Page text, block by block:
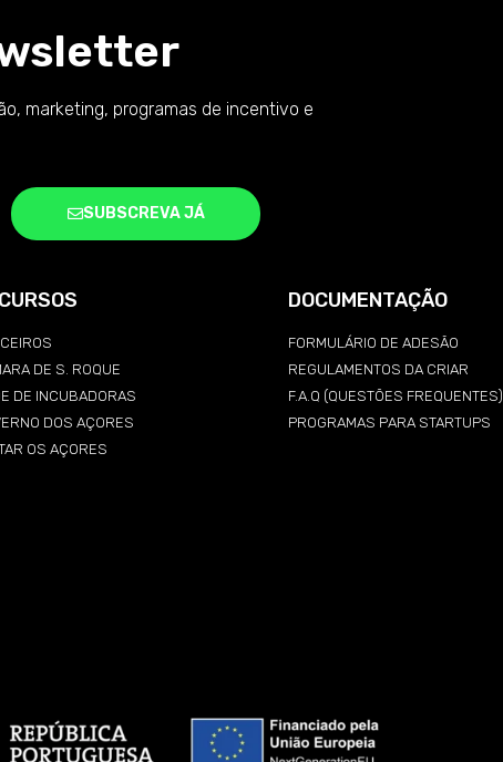
marketing, programas de incentivo e
SUBSCREVA JÁ
DE S. ROQUE
DE INCUBADORAS
DOS AÇORES
OS AÇORES
DOCUMENTAÇÃO
FORMULÁRIO DE ADESÃO
REGULAMENTOS DA CRIAR
F.A.Q (QUESTÕES FREQUENTES)
PROGRAMAS PARA STARTUPS